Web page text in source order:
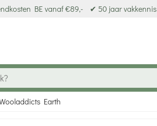
BE vanaf €89,- ✔ 50 jaar vakkennis
Earth